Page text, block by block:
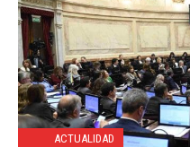
ACTUALIDAD